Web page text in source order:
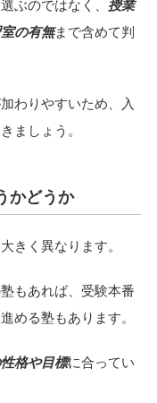
ぶのではなく、 授業
の有無まで含めて判
わりやすいため、入
ましょう。
かどうか
きく異なります。
もあれば、受験本番
める塾もあります。
格や目標に合ってい